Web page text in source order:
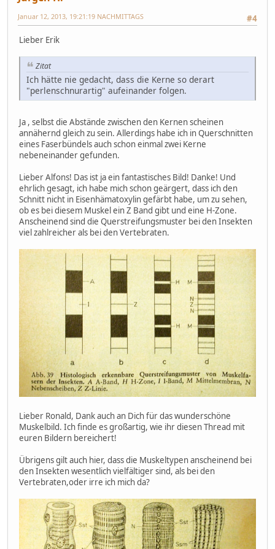
#4
Januar 12, 2013, 19:21:19 NACHMITTAGS
Lieber Erik
Zitat
Ich hätte nie gedacht, dass die Kerne so derart
"perlenschnurartig" aufeinander folgen.
Ja , selbst die Abstände zwischen den Kernen scheinen
annähernd gleich zu sein. Allerdings habe ich in Querschnitten
eines Faserbündels auch schon einmal zwei Kerne
nebeneinander gefunden.
Lieber Alfons! Das ist ja ein fantastisches Bild! Danke! Und
ehrlich gesagt, ich habe mich schon geärgert, dass ich den
Schnitt nicht in Eisenhämatoxylin gefärbt habe, um zu sehen,
ob es bei diesem Muskel ein Z Band gibt und eine H-Zone.
Anscheinend sind die Querstreifungsmuster bei den Insekten
viel zahlreicher als bei den Vertebraten.
Lieber Ronald, Dank auch an Dich für das wunderschöne
Muskelbild. Ich finde es großartig, wie ihr diesen Thread mit
euren Bildern bereichert!
Übrigens gilt auch hier, dass die Muskeltypen anscheinend bei
den Insekten wesentlich vielfältiger sind, als bei den
Vertebraten,oder irre ich mich da?